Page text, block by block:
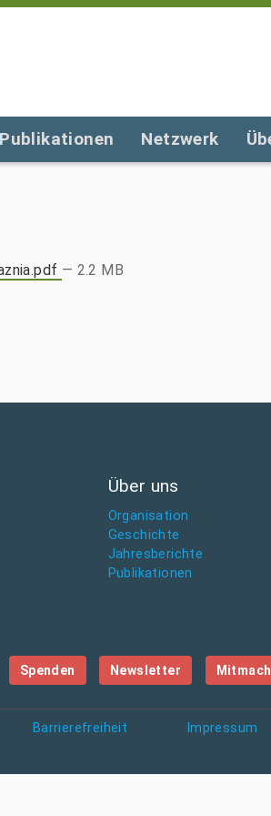
Publikationen Netzwerk
— 2.2 MB
Über uns
Organisation
Geschichte
Jahresberichte
Publikationen
Spenden Newsletter
Barrierefreiheit Impressum